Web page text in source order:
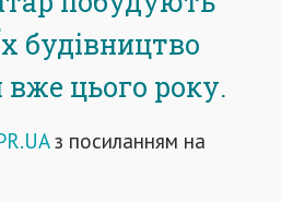
будівництво
вже цього року.
з посиланням на